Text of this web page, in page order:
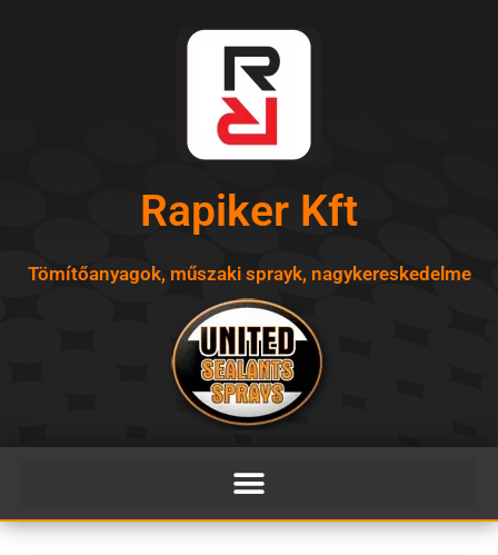
Rapiker Kft
Tömítőanyagok, műszaki sprayk, nagykereskedelme